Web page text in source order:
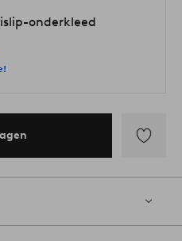
onderkleed
aan